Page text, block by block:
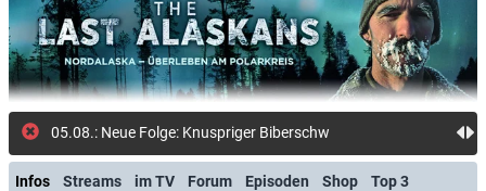
05.08.: Neue Folge: Knuspriger Biberschwanz (waiputhek)
Infos Streams im TV Forum Episoden Shop Top 3